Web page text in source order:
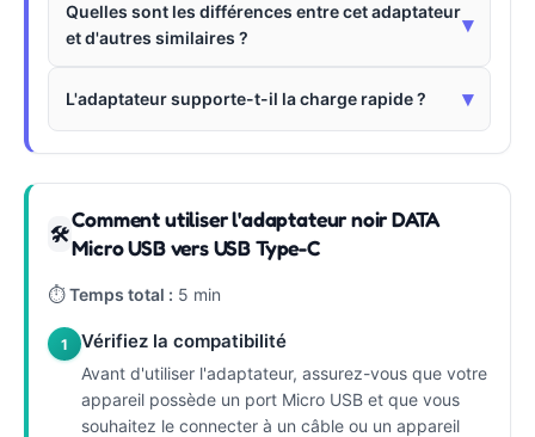
Quelles sont les différences entre cet adaptateur
et d'autres similaires ?
▾
L'adaptateur supporte-t-il la charge rapide ? ▾
🛠
Comment utiliser l'adaptateur noir DATA
Micro USB vers USB Type-C
⏱Temps total : 5 min
1 Vérifiez la compatibilité
Avant d'utiliser l'adaptateur, assurez-vous que votre
appareil possède un port Micro USB et que vous
souhaitez le connecter à un câble ou un appareil